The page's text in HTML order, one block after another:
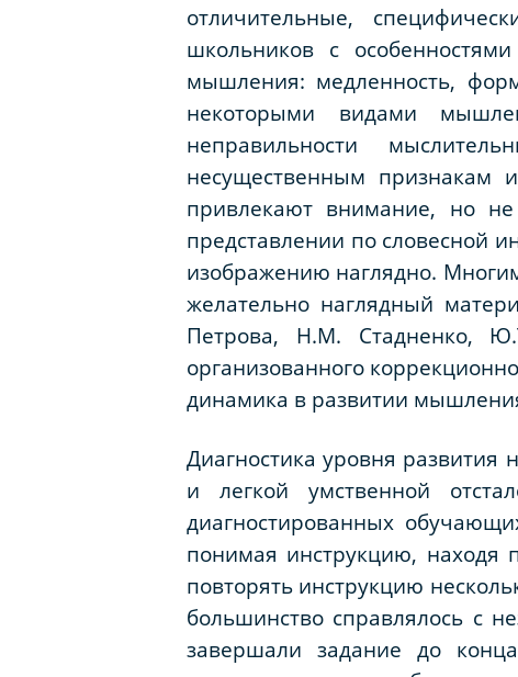
отличительные,
школьников с
мышления: медленность,
некоторыми видами
неправильности
несущественным признакам
привлекают внимание, но
представлении по словесной
изображению наглядно.
желательно наглядный
Петрова, Н.М. Стадненко,
организованного
динамика в развитии
Диагностика уровня
и легкой умственной
диагностированных
понимая инструкцию, находя
повторять инструкцию
большинство справлялось с
завершали задание до